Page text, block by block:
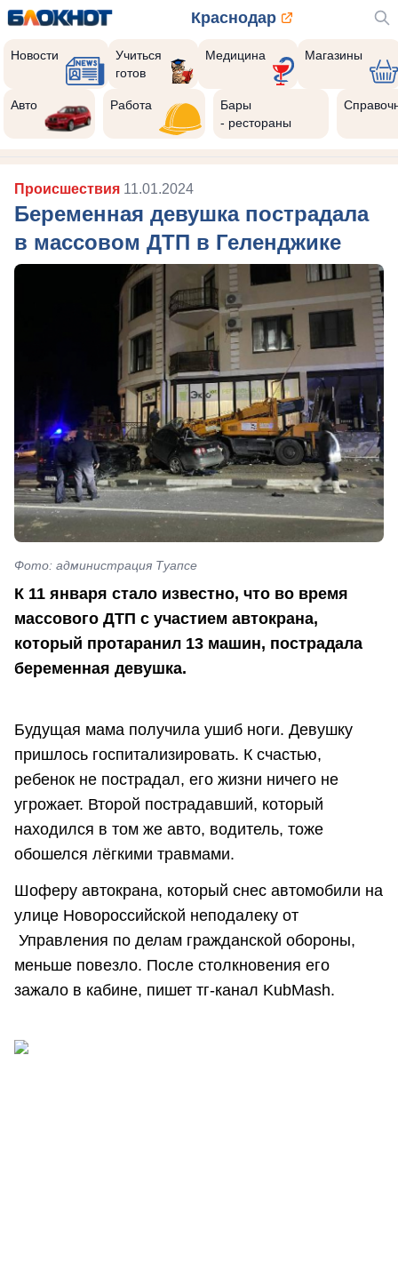
Краснодар
Новости
Учиться
готов
Медицина Магазины
Авто Работа
Бары
- рестораны
Происшествия 11.01.2024
Беременная девушка пострадала
в массовом ДТП в Геленджике
Фото: администрация Туапсе
К 11 января стало известно, что во время
массового ДТП с участием автокрана,
который протаранил 13 машин, пострадала
беременная девушка.
Будущая мама получила ушиб ноги. Девушку
пришлось госпитализировать. К счастью,
ребенок не пострадал, его жизни ничего не
угрожает. Второй пострадавший, который
находился в том же авто, водитель, тоже
обошелся лёгкими травмами.
Шоферу автокрана, который снес автомобили на
улице Новороссийской неподалеку от
Управления по делам гражданской обороны,
меньше повезло. После столкновения его
зажало в кабине, пишет тг-канал KubMash.